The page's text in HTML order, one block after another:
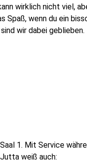
wirklich nicht viel,
Spaß, wenn du ein
wir dabei geblieben.
1. Mit Service
weiß auch: